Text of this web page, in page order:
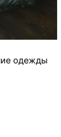
одежды